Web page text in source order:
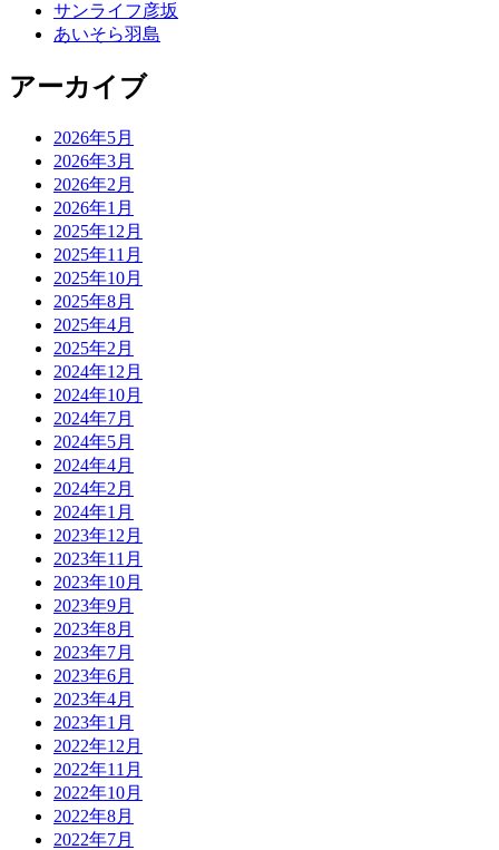
サンライフ彦坂
あいそら羽島
アーカイブ
2026年5月
2026年3月
2026年2月
2026年1月
2025年12月
2025年11月
2025年10月
2025年8月
2025年4月
2025年2月
2024年12月
2024年10月
2024年7月
2024年5月
2024年4月
2024年2月
2024年1月
2023年12月
2023年11月
2023年10月
2023年9月
2023年8月
2023年7月
2023年6月
2023年4月
2023年1月
2022年12月
2022年11月
2022年10月
2022年8月
2022年7月